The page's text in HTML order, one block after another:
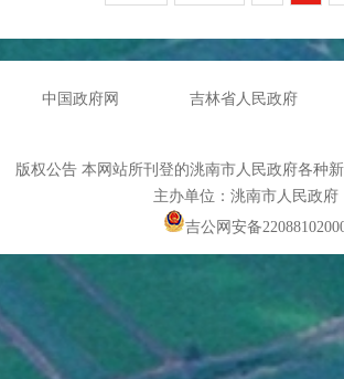
中国政府网 吉林省人民政府
版权公告 本网站所刊登的洮南市人民政府各种
主办单位：洮南市人民政
吉公网安备